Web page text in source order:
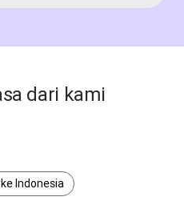
dari kami
Indonesia